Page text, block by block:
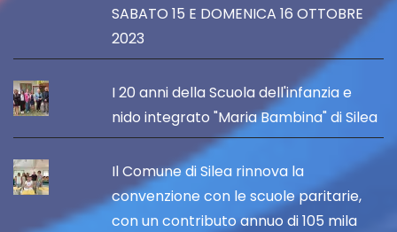
SABATO 15 E DOMENICA 16 OTTOBRE
2023
I 20 anni della Scuola dell'infanzia e
nido integrato "Maria Bambina" di Silea
Il Comune di Silea rinnova la
convenzione con le scuole paritarie,
con un contributo annuo di 105 mila